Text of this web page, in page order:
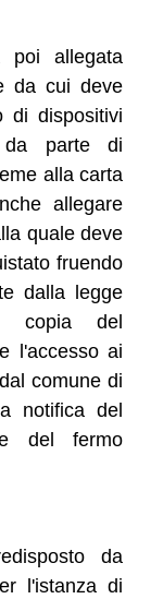
poi allegata
da cui deve
di dispositivi
da parte di
alla carta
allegare
quale deve
fruendo
dalla legge
copia del
l'accesso ai
comune di
notifica del
del fermo
da
l'istanza di